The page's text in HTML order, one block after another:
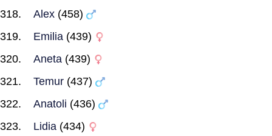
Alex (458)
Emilia (439)
Aneta (439)
Temur (437)
Anatoli (436)
Lidia (434)